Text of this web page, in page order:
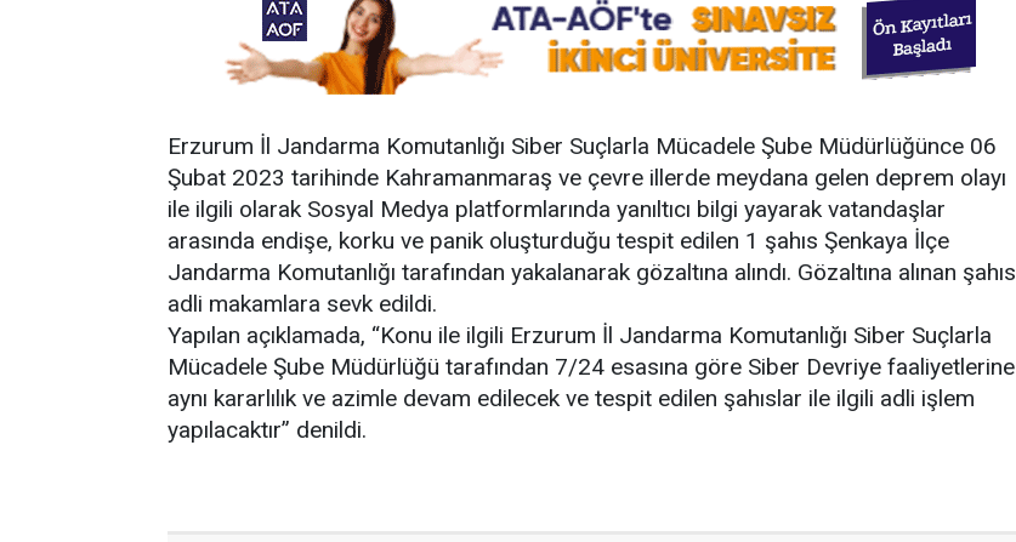
Erzurum İl Jandarma Komutanlığı Siber Suçlarla Mücadele Şube Müdürlüğünce 06
Şubat 2023 tarihinde Kahramanmaraş ve çevre illerde meydana gelen deprem olayı
ile ilgili olarak Sosyal Medya platformlarında yanıltıcı bilgi yayarak vatandaşlar
arasında endişe, korku ve panik oluşturduğu tespit edilen 1 şahıs Şenkaya İlçe
Jandarma Komutanlığı tarafından yakalanarak gözaltına alındı. Gözaltına alınan şahıs
adli makamlara sevk edildi.
Yapılan açıklamada, “Konu ile ilgili Erzurum İl Jandarma Komutanlığı Siber Suçlarla
Mücadele Şube Müdürlüğü tarafından 7/24 esasına göre Siber Devriye faaliyetlerine
aynı kararlılık ve azimle devam edilecek ve tespit edilen şahıslar ile ilgili adli işlem
yapılacaktır” denildi.